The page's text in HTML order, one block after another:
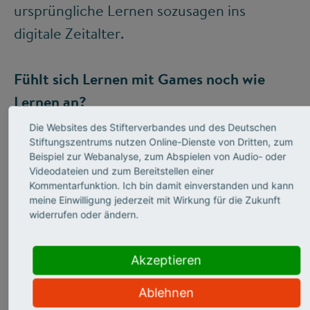
ursprüngliche Lernen sozusagen ins
digitale Zeitalter.
Fühlt sich Lernen mit Games noch wie
Lernen an?
Dank unseres Schulsystems verbinden sehr
viele Menschen vor allem Langeweile,
Versagensangst oder Desinteresse mit
Lernen. Es ist etwas, womit wir die
Erwartungen einer anderen Person
erfüllen müssen. Wenn wir das als Maßstab
nehmen, fühlt sich das virtuelle, interaktive
Die Websites des Stifterverbandes und des Deutschen
Stiftungszentrums nutzen Online-Dienste von Dritten, zum
Beispiel zur Webanalyse, zum Abspielen von Audio- oder
Videodateien und zum Bereitstellen einer
Kommentarfunktion. Ich bin damit einverstanden und kann
meine Einwilligung jederzeit mit Wirkung für die Zukunft
widerrufen oder ändern.
Akzeptieren
Ablehnen